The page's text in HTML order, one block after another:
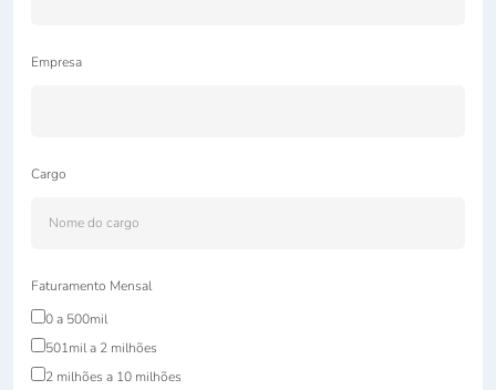
Empresa
Cargo
Faturamento Mensal
0 a 500mil
501mil a 2 milhões
2 milhões a 10 milhões